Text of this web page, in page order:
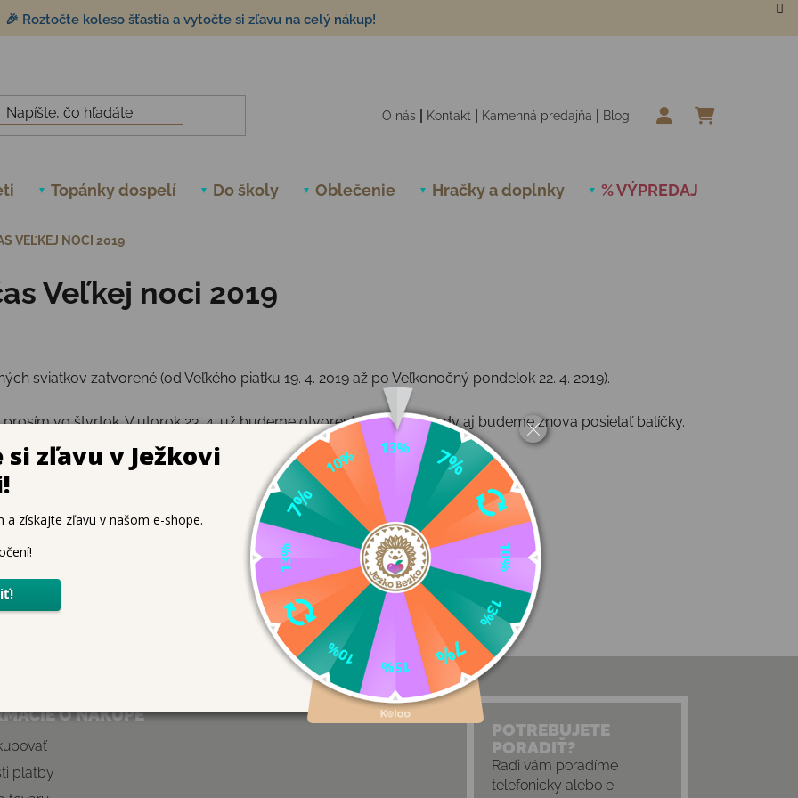
🎉 Roztočte koleso šťastia a vytočte si zľavu na celý nákup!
O nás Kontakt Kamenná predajňa Blog
Topánky dospelí Do školy Oblečenie Hračky a doplnky % VÝPREDAJ
VEĽKEJ NOCI 2019
Veľkej noci 2019
sviatkov zatvorené (od Veľkého piatku 19. 4. 2019 až po Veľkonočný pondelok 22. 4. 2019).
vo štvrtok. V utorok 23. 4. už budeme otvorení normálne, kedy aj budeme znova posielať balíčky.
ĎALŠÍ ČLÁNOK
O NÁKUPE
platby
POTREBUJETE
PORADIŤ?
Radi vám poradíme
telefonicky alebo e-